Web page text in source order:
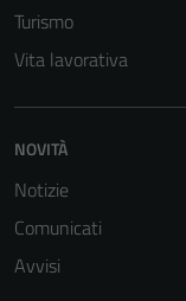
Turismo
Vita lavorativa
NOVITÀ
Notizie
Comunicati
Avvisi